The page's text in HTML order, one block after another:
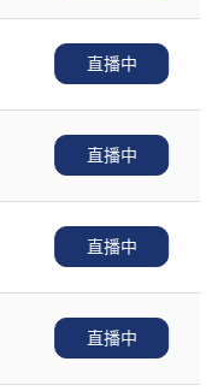
直播中
直播中
直播中
直播中